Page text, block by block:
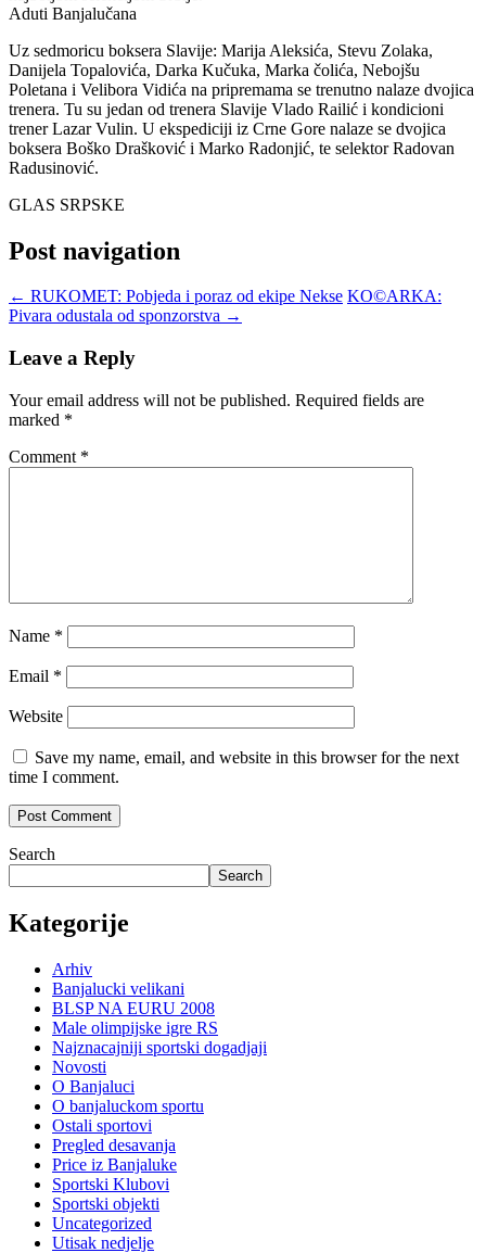
Aduti Banjalučana
Uz sedmoricu boksera Slavije: Marija Aleksića, Stevu Zolaka,
Danijela Topalovića, Darka Kučuka, Marka čolića, Nebojšu
Poletana i Velibora Vidića na pripremama se trenutno nalaze dvojica
trenera. Tu su jedan od trenera Slavije Vlado Railić i kondicioni
trener Lazar Vulin. U ekspediciji iz Crne Gore nalaze se dvojica
boksera Boško Drašković i Marko Radonjić, te selektor Radovan
Radusinović.
GLAS SRPSKE
Post navigation
← RUKOMET: Pobjeda i poraz od ekipe Nekse KO©ARKA:
Pivara odustala od sponzorstva →
Leave a Reply
Your email address will not be published. Required fields are
marked *
Comment *
Name *
Email *
Website
Save my name, email, and website in this browser for the next
time I comment.
Search
Search
Kategorije
Arhiv
Banjalucki velikani
BLSP NA EURU 2008
Male olimpijske igre RS
Najznacajniji sportski dogadjaji
Novosti
O Banjaluci
O banjaluckom sportu
Ostali sportovi
Pregled desavanja
Price iz Banjaluke
Sportski Klubovi
Sportski objekti
Uncategorized
Utisak nedjelje